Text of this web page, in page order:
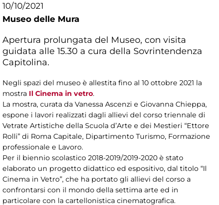
10/10/2021
Museo delle Mura
Apertura prolungata del Museo, con visita
guidata alle 15.30 a cura della Sovrintendenza
Capitolina.
Negli spazi del museo è allestita fino al 10 ottobre 2021 la
mostra Il Cinema in vetro.
La mostra, curata da Vanessa Ascenzi e Giovanna Chieppa,
espone i lavori realizzati dagli allievi del corso triennale di
Vetrate Artistiche della Scuola d’Arte e dei Mestieri “Ettore
Rolli” di Roma Capitale, Dipartimento Turismo, Formazione
professionale e Lavoro.
Per il biennio scolastico 2018-2019/2019-2020 è stato
elaborato un progetto didattico ed espositivo, dal titolo “Il
Cinema in Vetro”, che ha portato gli allievi del corso a
confrontarsi con il mondo della settima arte ed in
particolare con la cartellonistica cinematografica.